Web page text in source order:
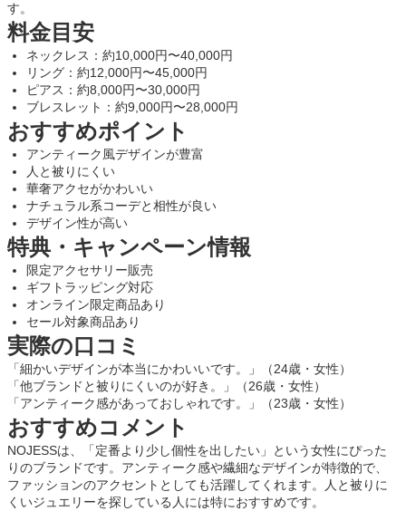
す。
料金目安
ネックレス：約10,000円〜40,000円
リング：約12,000円〜45,000円
ピアス：約8,000円〜30,000円
ブレスレット：約9,000円〜28,000円
おすすめポイント
アンティーク風デザインが豊富
人と被りにくい
華奢アクセがかわいい
ナチュラル系コーデと相性が良い
デザイン性が高い
特典・キャンペーン情報
限定アクセサリー販売
ギフトラッピング対応
オンライン限定商品あり
セール対象商品あり
実際の口コミ
「細かいデザインが本当にかわいいです。」（24歳・女性）
「他ブランドと被りにくいのが好き。」（26歳・女性）
「アンティーク感があっておしゃれです。」（23歳・女性）
おすすめコメント
NOJESSは、「定番より少し個性を出したい」という女性にぴった
りのブランドです。アンティーク感や繊細なデザインが特徴的で、
ファッションのアクセントとしても活躍してくれます。人と被りに
くいジュエリーを探している人には特におすすめです。